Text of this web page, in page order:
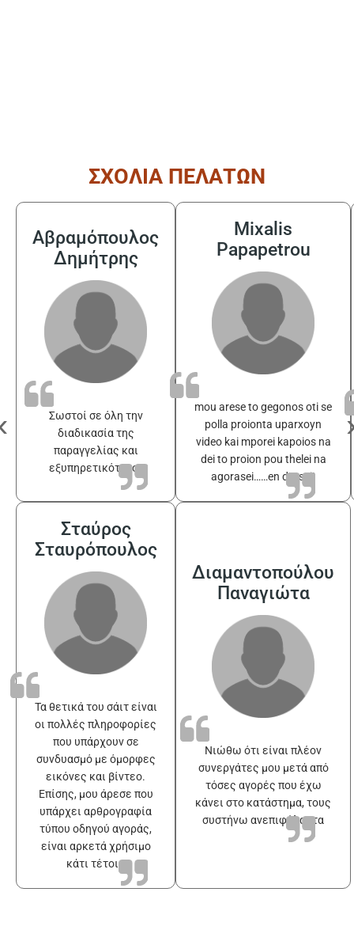
ΣΧΟΛΙΑ ΠΕΛΑΤΩΝ
Αβραμόπουλος
Δημήτρης
Σωστοί σε όλη την
διαδικασία της
παραγγελίας και
εξυπηρετικότατοι
Mixalis
Papapetrou
mou arese to gegonos oti se
polla proionta uparxoyn
video kai mporei kapoios na
dei to proion pou thelei na
agorasei……en drasei!
Σταύρος
Σταυρόπουλος
Τα θετικά του σάιτ είναι
οι πολλές πληροφορίες
που υπάρχουν σε
συνδυασμό με όμορφες
εικόνες και βίντεο.
Επίσης, μου άρεσε που
υπάρχει αρθρογραφία
τύπου οδηγού αγοράς,
είναι αρκετά χρήσιμο
κάτι τέτοιο
Διαμαντοπούλου
Παναγιώτα
Νιώθω ότι είναι πλέον
συνεργάτες μου μετά από
τόσες αγορές που έχω
κάνει στο κατάστημα, τους
συστήνω ανεπιφύλακτα